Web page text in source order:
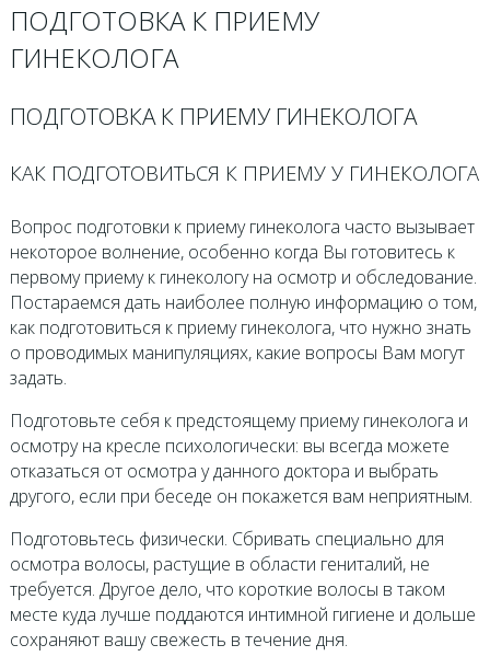
ПОДГОТОВКА К ПРИЕМУ
ГИНЕКОЛОГА
ПОДГОТОВКА К ПРИЕМУ ГИНЕКОЛОГА
КАК ПОДГОТОВИТЬСЯ К ПРИЕМУ У ГИНЕКОЛОГА
Вопрос подготовки к приему гинеколога часто вызывает
некоторое волнение, особенно когда Вы готовитесь к
первому приему к гинекологу на осмотр и обследование.
Постараемся дать наиболее полную информацию о том,
как подготовиться к приему гинеколога, что нужно знать
о проводимых манипуляциях, какие вопросы Вам могут
задать.
Подготовьте себя к предстоящему приему гинеколога и
осмотру на кресле психологически: вы всегда можете
отказаться от осмотра у данного доктора и выбрать
другого, если при беседе он покажется вам неприятным.
Подготовьтесь физически. Сбривать специально для
осмотра волосы, растущие в области гениталий, не
требуется. Другое дело, что короткие волосы в таком
месте куда лучше поддаются интимной гигиене и дольше
сохраняют вашу свежесть в течение дня.